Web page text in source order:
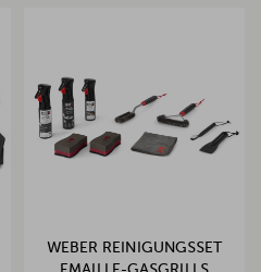
WEBER REINIGUNGSSET